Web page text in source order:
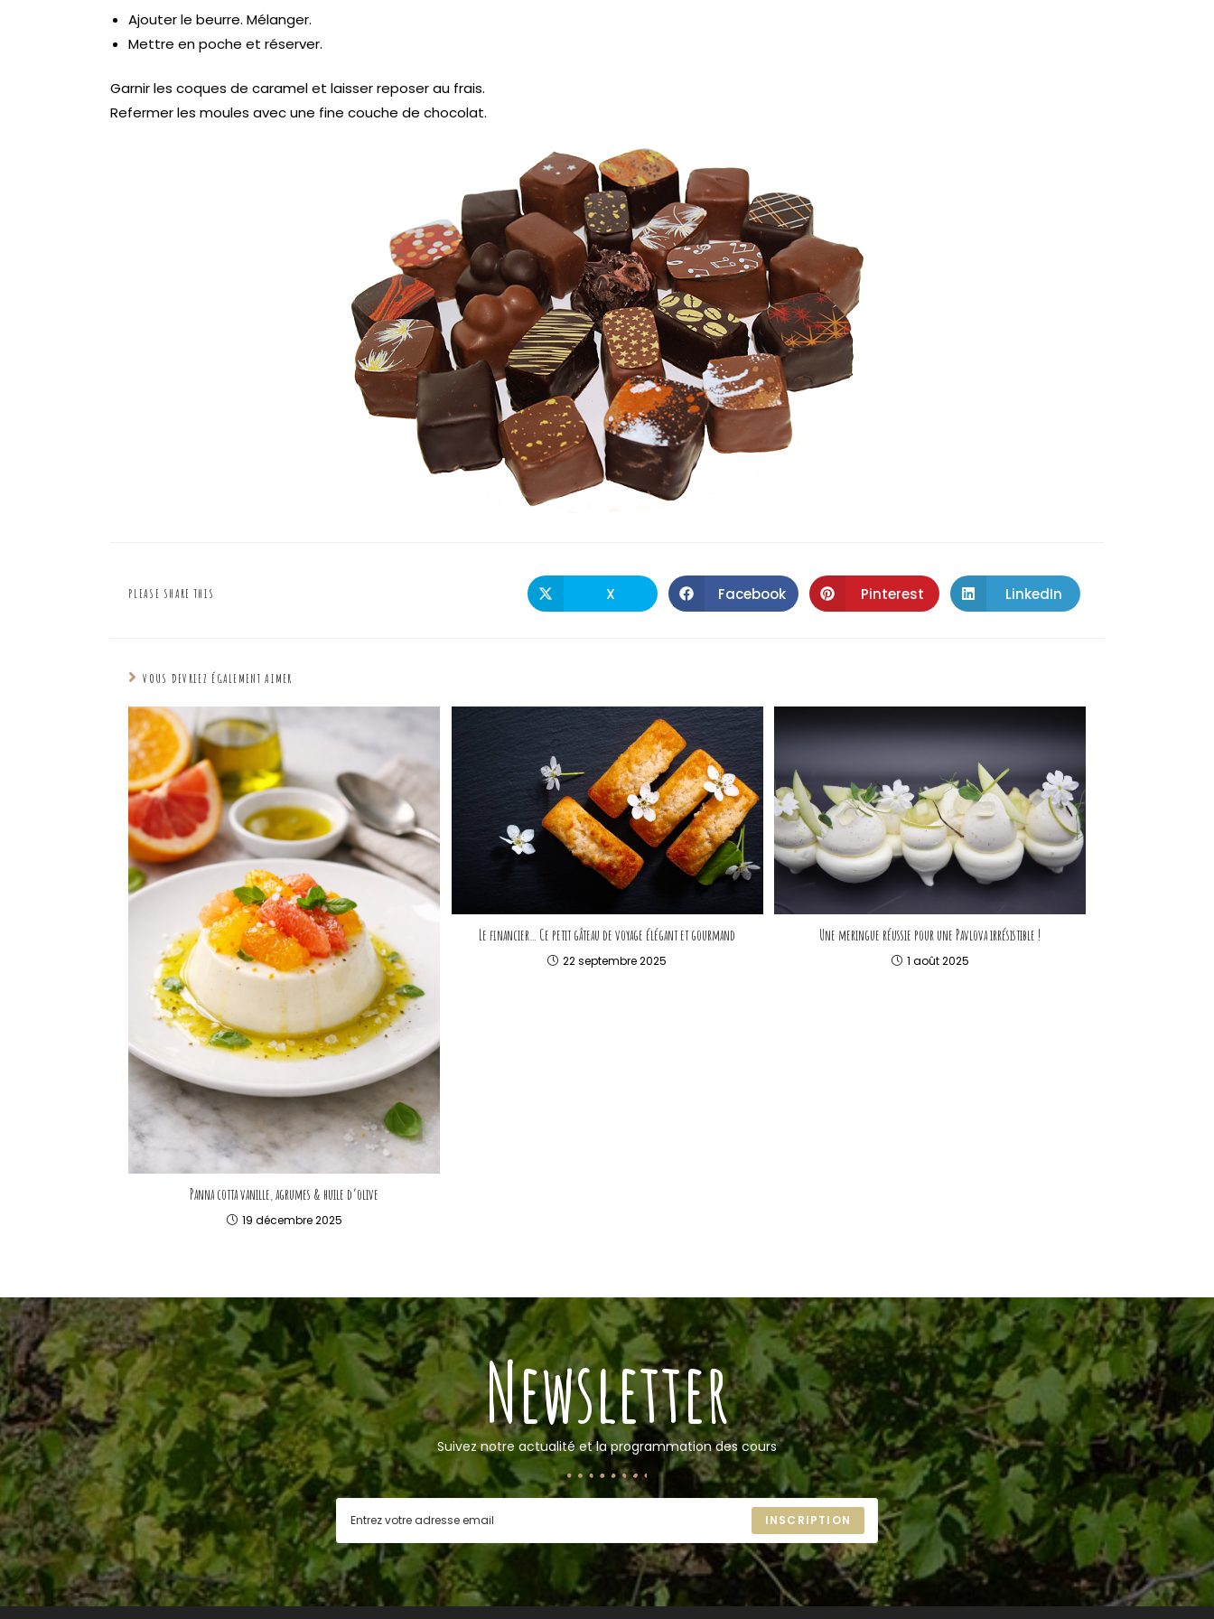
Ajouter le beurre. Mélanger.
Mettre en poche et réserver.
Garnir les coques de caramel et laisser reposer au frais.
Refermer les moules avec une fine couche de chocolat.
PLEASE SHARE THIS X Facebook Pinterest LinkedIn
VOUS DEVRIEZ ÉGALEMENT AIMER
Panna cotta vanille, agrumes & huile d’olive
19 décembre 2025
Le financier… Ce petit gâteau de voyage élégant et gourmand
22 septembre 2025
Une meringue réussie pour une Pavlova irrésistible !
1 août 2025
Newsletter
Suivez notre actualité et la programmation des cours
INSCRIPTION